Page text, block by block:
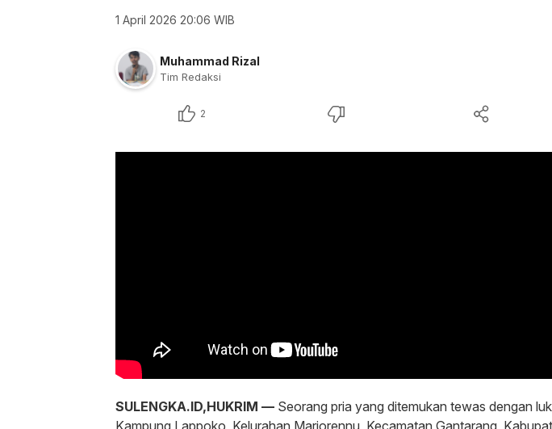
1 April 2026 20:06 WIB
Muhammad Rizal
Tim Redaksi
2
SULENGKA.ID,HUKRIM — Seorang pria yang ditemukan tewas dengan
Kampung Lappoko, Kelurahan Mariorennu, Kecamatan Gantarang,